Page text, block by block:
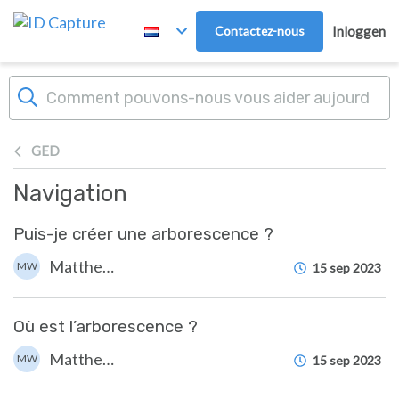
Overslaan naar hoofdinhoud
Contactez-nous Inloggen
GED
Navigation
Puis-je créer une arborescence ?
MW Matthew WRAY 15 sep 2023
Où est l’arborescence ?
MW Matthew WRAY 15 sep 2023